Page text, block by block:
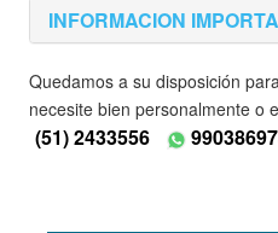
INFORMACION
Quedamos a su disposición
necesite bien personalmente o
(51) 2433556